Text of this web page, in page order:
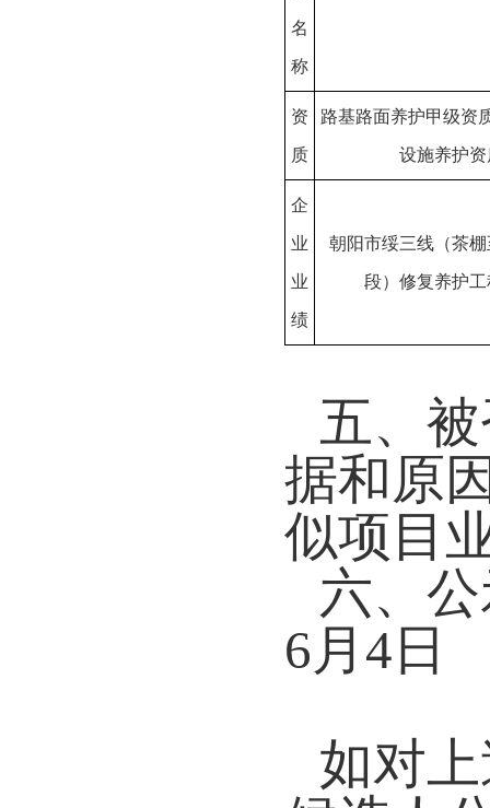
名
称
资
质
路基路面养护甲级资
设施养护资
企
业
业
绩
朝阳市绥三线（茶
段）修复养护
五、
据和原
似项目
六、
6月 4 日
如对